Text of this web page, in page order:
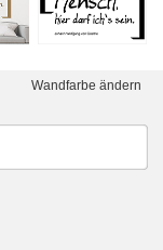
Wandfarbe ändern